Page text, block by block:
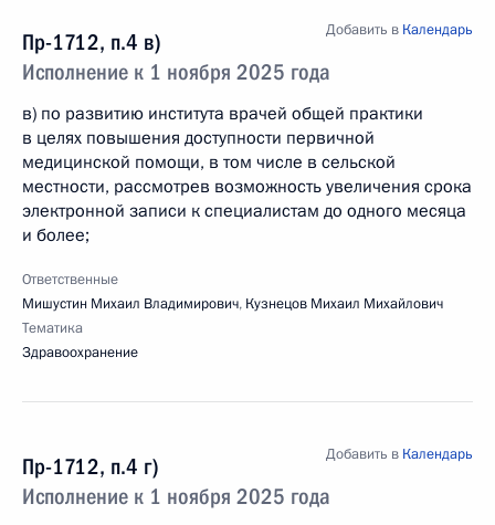
Пр-1712, п.4 в)
Исполнение к 1 ноября 2025 года
Добавить в Календарь
в) по развитию института врачей общей практики
в целях повышения доступности первичной
медицинской помощи, в том числе в сельской
местности, рассмотрев возможность увеличения срока
электронной записи к специалистам до одного месяца
и более;
Ответственные
Мишустин Михаил Владимирович, Кузнецов Михаил Михайлович
Тематика
Здравоохранение
Пр-1712, п.4 г)
Исполнение к 1 ноября 2025 года
Добавить в Календарь